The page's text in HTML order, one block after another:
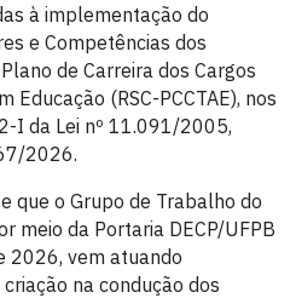
à implementação do
e Competências dos
de Carreira dos Cargos
Educação (RSC-PCCTAE), nos
I da Lei nº 11.091/2005,
2026.
que o Grupo de Trabalho do
meio da Portaria DECP/UFPB
2026, vem atuando
na condução dos